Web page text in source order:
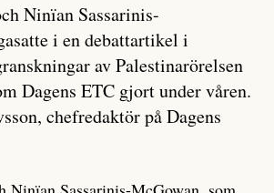
Ninïan Sassarinis-
i en debattartikel i
av Palestinarörelsen
Dagens ETC gjort under våren.
chefredaktör på Dagens